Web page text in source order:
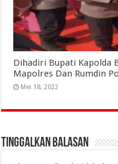
Dihadiri Bupati Kapolda
Mapolres Dan Rumdin
Mei 18, 2022
Tinggalkan Balasan